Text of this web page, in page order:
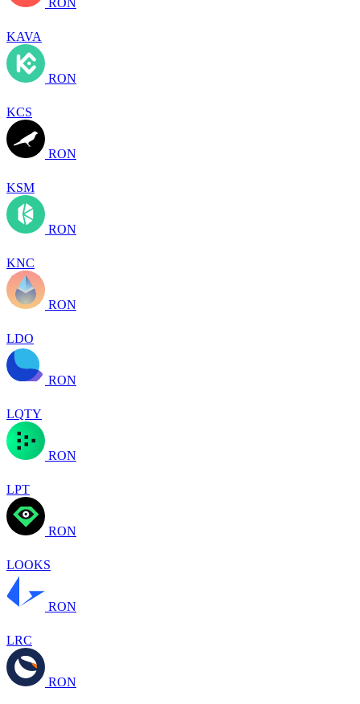
KAVA
RON
KCS
RON
KSM
RON
KNC
RON
LDO
RON
LQTY
RON
LPT
RON
LOOKS
RON
LRC
RON